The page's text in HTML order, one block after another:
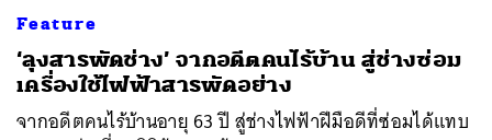
Feature
‘ลุงสารพัดช่าง’ จากอดีตคนไร้บ้าน สู่ช่างซ่อม
เครื่องใช้ไฟฟ้าสารพัดอย่าง
จากอดีตคนไร้บ้านอายุ 63 ปี สู่ช่างไฟฟ้าฝีมือดีที่ซ่อมได้แทบ